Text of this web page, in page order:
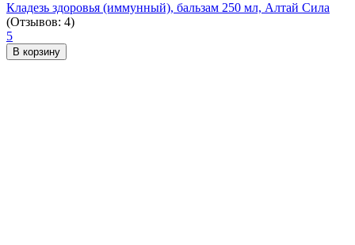
Кладезь здоровья (иммунный), бальзам 250 мл, Алтай Сила
(Отзывов: 4)
5
В корзину